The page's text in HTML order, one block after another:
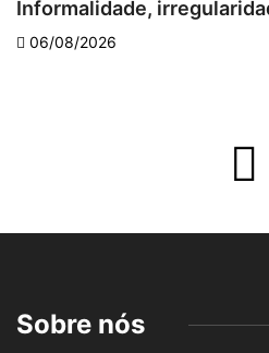
Informalidade,
06/08/2026
Sobre nós